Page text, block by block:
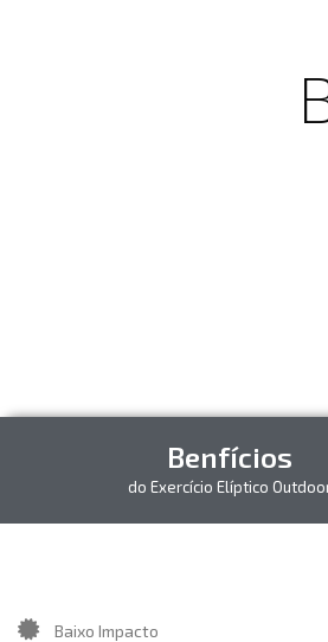
Benfícios
do Exercício Elíptico
Baixo Impacto